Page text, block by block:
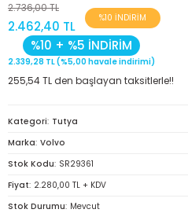
2.736,00 TL
2.462,40 TL
%10 İNDİRİM
%10 + %5 İNDİRİM
2.339,28 TL (%5,00 havale indirimi)
255,54 TL den başlayan taksitlerle!!
Kategori Tutya
Marka Volvo
Stok Kodu SR29361
Fiyat 2.280,00 TL + KDV
Stok Durumu Mevcut